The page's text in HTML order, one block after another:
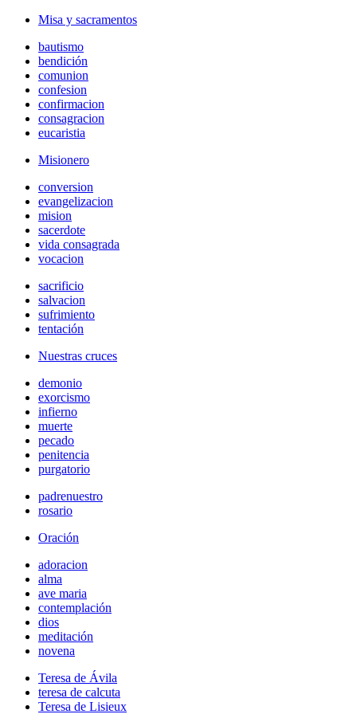
Misa y sacramentos
bautismo
bendición
comunion
confesion
confirmacion
consagracion
eucaristia
Misionero
conversion
evangelizacion
mision
sacerdote
vida consagrada
vocacion
sacrificio
salvacion
sufrimiento
tentación
Nuestras cruces
demonio
exorcismo
infierno
muerte
pecado
penitencia
purgatorio
padrenuestro
rosario
Oración
adoracion
alma
ave maria
contemplación
dios
meditación
novena
Teresa de Ávila
teresa de calcuta
Teresa de Lisieux